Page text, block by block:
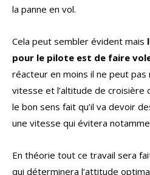
la panne en vol.
Cela peut sembler évident mais
pour le pilote est de faire
réacteur en moins il ne peut pas
vitesse et l’altitude de croisière
le bon sens fait qu’il va devoir
une vitesse qui évitera
En théorie tout ce travail sera
qui déterminera l’attitude